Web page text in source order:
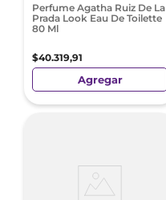
Perfume Agatha Ruiz De La
Prada Look Eau De Toilette
80 Ml
$40.319,91
Agregar